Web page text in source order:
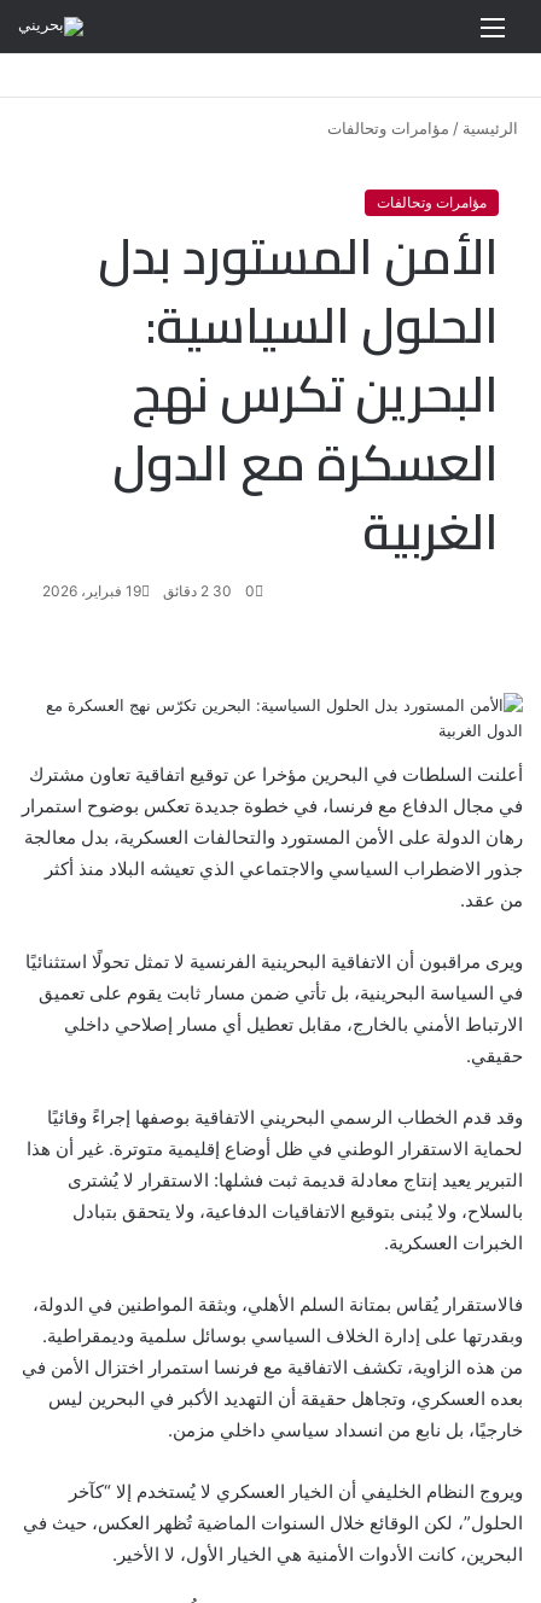
الرئيسية / مؤامرات وتحالفات
مؤامرات وتحالفات
الأمن المستورد بدل
الحلول السياسية:
البحرين تكرس نهج
العسكرة مع الدول
الغربية
19 فبراير، 2026 0
ي
س
ب
و
ي
ت
ر
ي
ن
ك
د
ن
u
m
b
r
ن
ت
س
ت
e
d
t
ت
س
أعلنت السلطات في البحرين مؤخرا عن توقيع اتفاقية تعاون مشترك
في مجال الدفاع مع فرنسا، في خطوة جديدة تعكس بوضوح استمرار
رهان الدولة على الأمن المستورد والتحالفات العسكرية، بدل معالجة
جذور الاضطراب السياسي والاجتماعي الذي تعيشه البلاد منذ أكثر
من عقد.
ويرى مراقبون أن الاتفاقية البحرينية الفرنسية لا تمثل تحولًا استثنائيًا
في السياسة البحرينية، بل تأتي ضمن مسار ثابت يقوم على تعميق
الارتباط الأمني بالخارج، مقابل تعطيل أي مسار إصلاحي داخلي
حقيقي.
وقد قدم الخطاب الرسمي البحريني الاتفاقية بوصفها إجراءً وقائيًا
لحماية الاستقرار الوطني في ظل أوضاع إقليمية متوترة. غير أن هذا
التبرير يعيد إنتاج معادلة قديمة ثبت فشلها: الاستقرار لا يُشترى
بالسلاح، ولا يُبنى بتوقيع الاتفاقيات الدفاعية، ولا يتحقق بتبادل
الخبرات العسكرية.
فالاستقرار يُقاس بمتانة السلم الأهلي، وبثقة المواطنين في الدولة،
وبقدرتها على إدارة الخلاف السياسي بوسائل سلمية وديمقراطية.
من هذه الزاوية، تكشف الاتفاقية مع فرنسا استمرار اختزال الأمن في
بعده العسكري، وتجاهل حقيقة أن التهديد الأكبر في البحرين ليس
خارجيًا، بل نابع من انسداد سياسي داخلي مزمن.
ويروج النظام الخليفي أن الخيار العسكري لا يُستخدم إلا “كآخر
الحلول”، لكن الوقائع خلال السنوات الماضية تُظهر العكس، حيث في
البحرين، كانت الأدوات الأمنية هي الخيار الأول، لا الأخير.